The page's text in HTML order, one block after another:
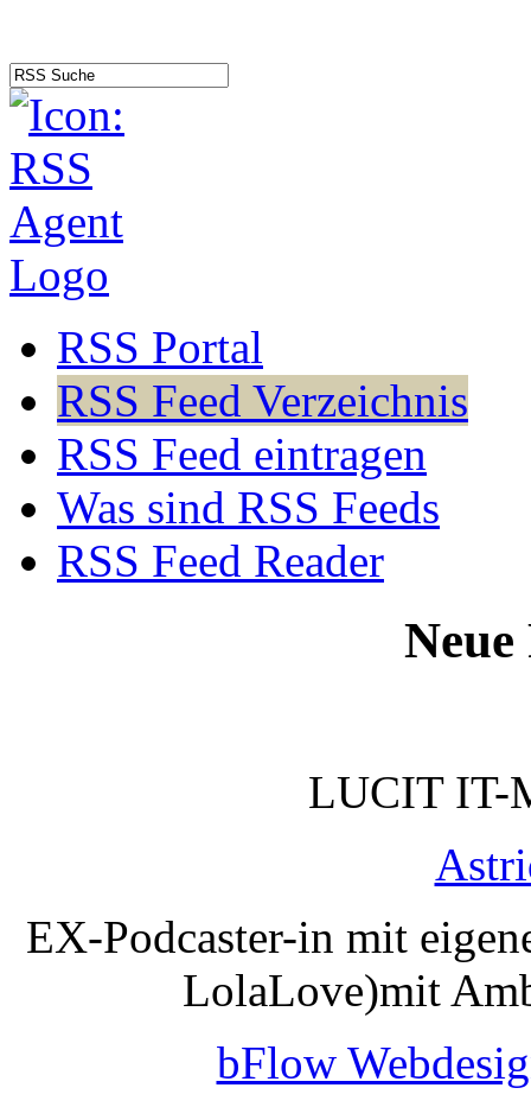
RSS Portal
RSS Feed Verzeichnis
RSS Feed eintragen
Was sind RSS Feeds
RSS Feed Reader
Neue
LUCIT IT-
EX-Podcaster-in mit
LolaLove)mit
bFlow